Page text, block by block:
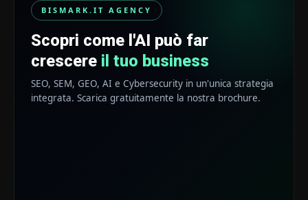
BISMARK.IT AGENCY
Scopri come l'AI può far
crescere il tuo business
SEO, SEM, GEO, AI e Cybersecurity in un'unica strategia
integrata. Scarica gratuitamente la nostra brochure.